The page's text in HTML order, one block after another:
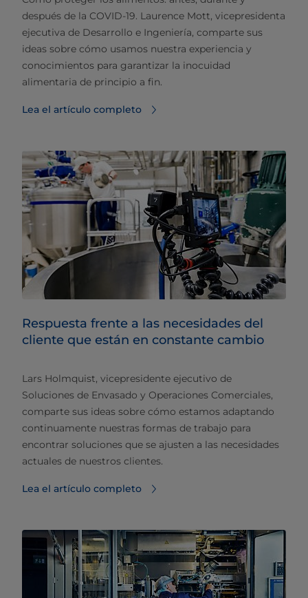
después de la COVID-19. Laurence Mott, vicepresidenta
ejecutiva de Desarrollo e Ingeniería, comparte sus
ideas sobre cómo usamos nuestra experiencia y
conocimientos para garantizar la inocuidad
alimentaria de principio a fin.
Lea el artículo completo
Respuesta frente a las necesidades del
cliente que están en constante cambio
Lars Holmquist, vicepresidente ejecutivo de
Soluciones de Envasado y Operaciones Comerciales,
comparte sus ideas sobre cómo estamos adaptando
continuamente nuestras formas de trabajo para
encontrar soluciones que se ajusten a las necesidades
actuales de nuestros clientes.
Lea el artículo completo